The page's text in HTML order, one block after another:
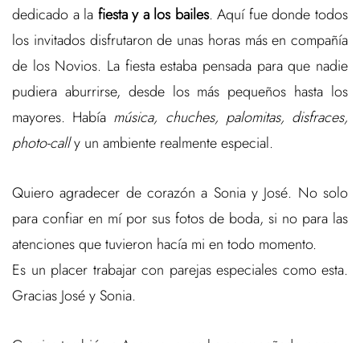
dedicado a la fiesta y a los bailes. Aquí fue donde todos
los invitados disfrutaron de unas horas más en compañía
de los Novios. La fiesta estaba pensada para que nadie
pudiera aburrirse, desde los más pequeños hasta los
mayores. Había música, chuches, palomitas, disfraces,
photo-cally un ambiente realmente especial.
Quiero agradecer de corazón a Sonia y José. No solo
para confiar en mí por sus fotos de boda, si no para las
atenciones que tuvieron hacía mi en todo momento.
Es un placer trabajar con parejas especiales como esta.
Gracias José y Sonia.